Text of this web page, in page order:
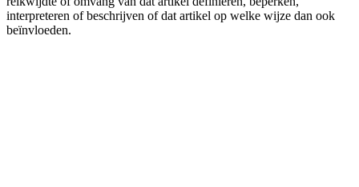
interpreteren of beschrijven of dat artikel op welke wijze dan ook
beïnvloeden.